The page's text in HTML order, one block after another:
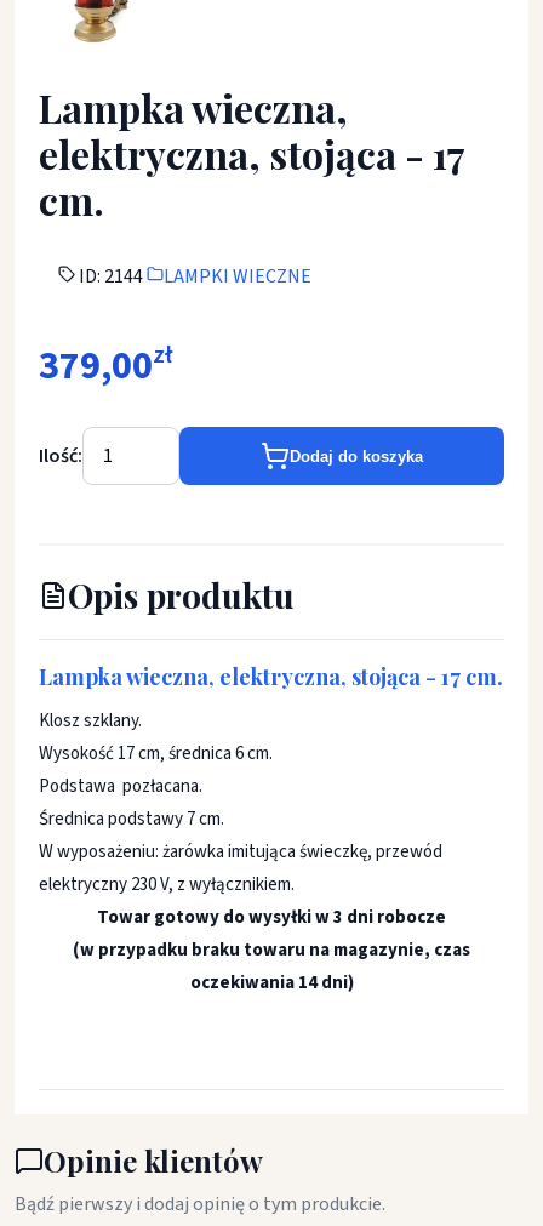
Lampka wieczna,
elektryczna, stojąca - 17
cm.
ID: 2144 LAMPKI WIECZNE
379,00zł
Ilość: Dodaj do koszyka
Opis produktu
Lampka wieczna, elektryczna, stojąca - 17 cm.
Klosz szklany.
Wysokość 17 cm, średnica 6 cm.
Podstawa pozłacana.
Średnica podstawy 7 cm.
W wyposażeniu: żarówka imitująca świeczkę, przewód
elektryczny 230 V, z wyłącznikiem.
Towar gotowy do wysyłki w 3 dni robocze
(w przypadku braku towaru na magazynie, czas
oczekiwania 14 dni)
Opinie klientów
Bądź pierwszy i dodaj opinię o tym produkcie.